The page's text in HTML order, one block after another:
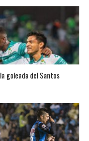
goleada del Santos